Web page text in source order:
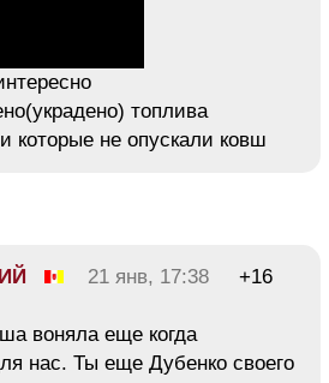
топлива
которые не опускали ковш
21 янв, 17:38 +16
воняла еще когда
нас. Ты еще Дубенко своего